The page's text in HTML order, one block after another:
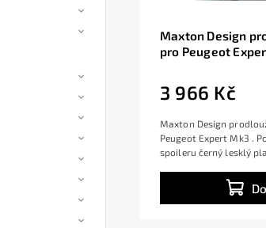
Maxton Design
pro Peugeot
3 966 Kč
Maxton Design
Peugeot Expert Mk3 .
spoileru černý lesklý